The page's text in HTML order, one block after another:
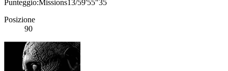
Punteggio:Missions13/59'55"35
Posizione
90